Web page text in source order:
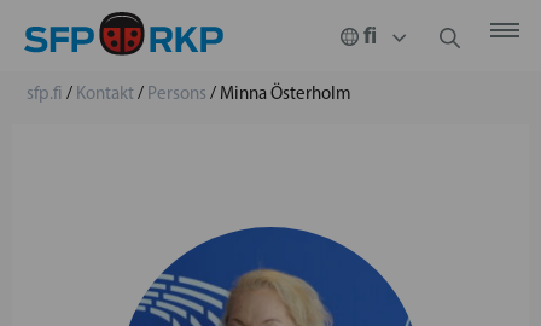
sfp.fi / Kontakt/ Persons / Minna Österholm